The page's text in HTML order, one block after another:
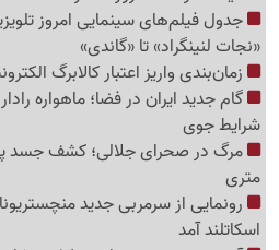
«نجات لنینگراد» تا «گاندی»
زمان‌بندی واریز اعتبار کالابرگ
گام جدید ایران در فضا؛ ماهواره
شرایط جوی
متری
رونمایی از سرمربی جدید
اسکاتلند آمد